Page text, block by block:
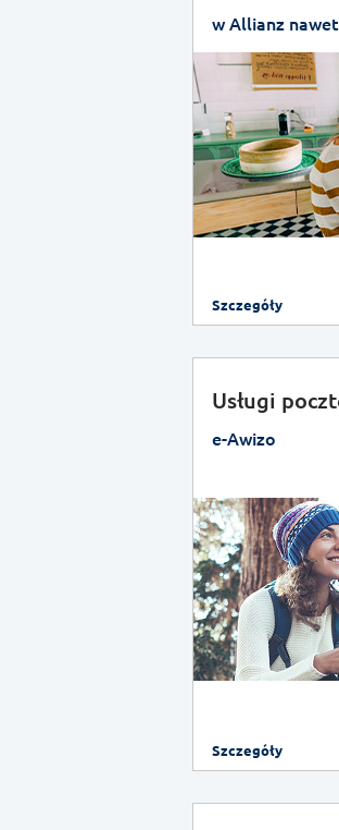
w Allianz
Szczegóły
Usługi
e-Awizo
Szczegóły